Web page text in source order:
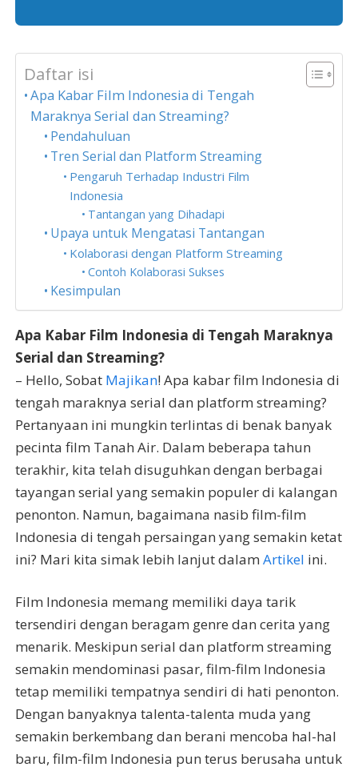
Daftar isi
Apa Kabar Film Indonesia di Tengah
Maraknya Serial dan Streaming?
Pendahuluan
Tren Serial dan Platform Streaming
Pengaruh Terhadap Industri Film
Indonesia
Tantangan yang Dihadapi
Upaya untuk Mengatasi Tantangan
Kolaborasi dengan Platform Streaming
Contoh Kolaborasi Sukses
Kesimpulan
Apa Kabar Film Indonesia di Tengah Maraknya
Serial dan Streaming?
– Hello, Sobat Majikan! Apa kabar film Indonesia di
tengah maraknya serial dan platform streaming?
Pertanyaan ini mungkin terlintas di benak banyak
pecinta film Tanah Air. Dalam beberapa tahun
terakhir, kita telah disuguhkan dengan berbagai
tayangan serial yang semakin populer di kalangan
penonton. Namun, bagaimana nasib film-film
Indonesia di tengah persaingan yang semakin ketat
ini? Mari kita simak lebih lanjut dalam Artikel ini.
Film Indonesia memang memiliki daya tarik
tersendiri dengan beragam genre dan cerita yang
menarik. Meskipun serial dan platform streaming
semakin mendominasi pasar, film-film Indonesia
tetap memiliki tempatnya sendiri di hati penonton.
Dengan banyaknya talenta-talenta muda yang
semakin berkembang dan berani mencoba hal-hal
baru, film-film Indonesia pun terus berusaha untuk